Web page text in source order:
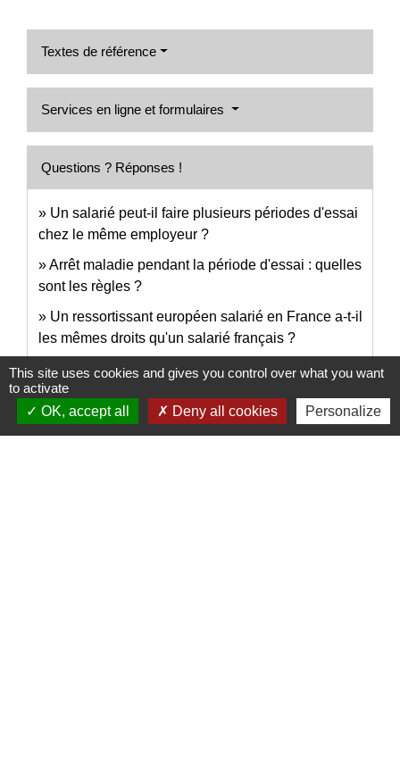
Textes de référence
Services en ligne et formulaires
Questions ? Réponses !
Un salarié peut-il faire plusieurs périodes d'essai
chez le même employeur ?
Arrêt maladie pendant la période d'essai : quelles
sont les règles ?
Un ressortissant européen salarié en France a-t-il
les mêmes droits qu'un salarié français ?
Signaler une erreur sur cette page
This site uses cookies and gives you control over what you want
to activate
OK, accept all
Deny all cookies Personalize